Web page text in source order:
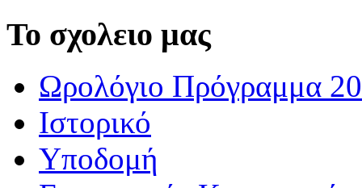
Το σχολειο μας
Ωρολόγιο Πρόγραμμα
Ιστορικό
Υποδομή